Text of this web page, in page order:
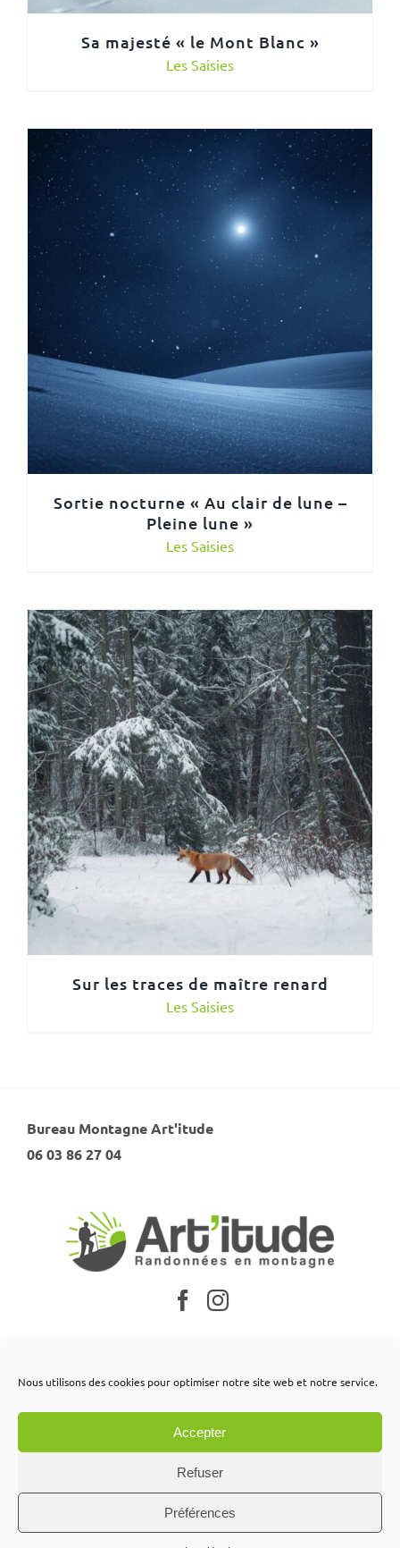
Nous utilisons des cookies pour optimiser notre site web et notre service.
Accepter
Refuser
Préférences
Sa majesté « le Mont Blanc »
Les Saisies
Sortie nocturne « Au clair de lune –
Pleine lune »
Les Saisies
Sur les traces de maître renard
Les Saisies
Bureau Montagne Art'itude
06 03 86 27 04
Nos partenaires
Conditions générales de vente